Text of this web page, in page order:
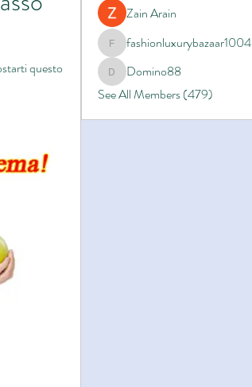
questo
Zain Arain
fashionluxurybazaar1004
fashionluxurybazaar1004
Domino88
Domino88
See All Members (479)